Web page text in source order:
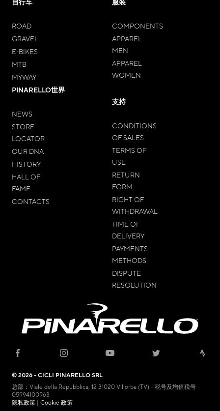
ROAD
GRAVEL
E-BIKES
MTB
MYWAY
COMPONENTS
APPAREL
MEN
APPAREL
WOMEN
PINARELLO世界
NEWS
STORE
LOCATOR
OUR DNA
HISTORY
HALL OF
FAME
CONTACTS
支持
CONDITIONS
OF SALES
TERMS OF
USE
RETURN
FORM
RIGHT OF
WITHDRAWAL
TIME OF
DELIVERY
PAYMENTS
METHODS
DISPUTE
RESOLUTION
© 2026 - CICLI PINARELLO SRL
总部：Viale della Repubblica, 12 31020 Villorba (TV) - 税号及增值税号
05994100963
隐私政策 | Cookie 政策